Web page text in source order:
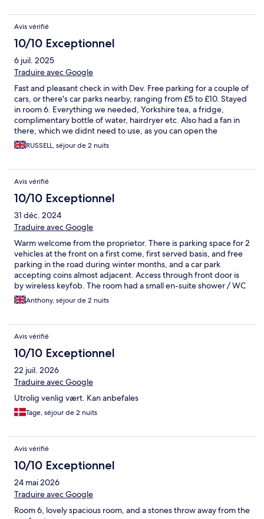
Avis vérifié
10/10 Exceptionnel
6 juil. 2025
Traduire avec Google
Fast and pleasant check in with Dev. Free parking for a couple of
cars, or there's car parks nearby, ranging from £5 to £10. Stayed
in room 6. Everything we needed, Yorkshire tea, a fridge,
complimentary bottle of water, hairdryer etc. Also had a fan in
there, which we didnt need to use, as you can open the
bedroom and bathroom windows and get a lovely breeze
through. The room's really quiet. Would definitely stay again.
RUSSELL, séjour de 2 nuits
Avis vérifié
10/10 Exceptionnel
31 déc. 2024
Traduire avec Google
Warm welcome from the proprietor. There is parking space for 2
vehicles at the front on a first come, first served basis, and free
parking in the road during winter months, and a car park
accepting coins almost adjacent. Access through front door is
by wireless keyfob. The room had a small en-suite shower / WC
area, FreeView TV and WiFi, but no bar or mini bar. The location
is close to the seafront (Esplanade), and within easy walking
Anthony, séjour de 2 nuits
Avis vérifié
10/10 Exceptionnel
22 juil. 2026
Traduire avec Google
Utrolig venlig vært. Kan anbefales
Tage, séjour de 2 nuits
Avis vérifié
10/10 Exceptionnel
24 mai 2026
Traduire avec Google
Room 6, lovely spacious room, and a stones throw away from the